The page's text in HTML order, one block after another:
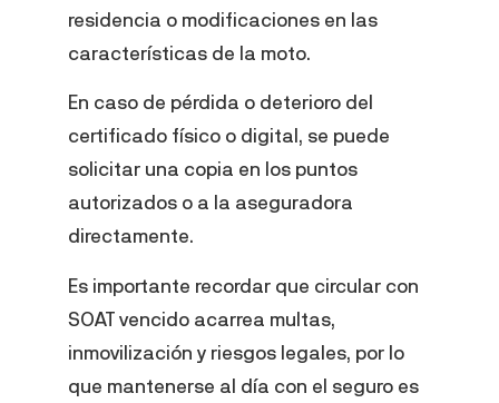
residencia o modificaciones en las
características de la moto.
En caso de pérdida o deterioro del
certificado físico o digital, se puede
solicitar una copia en los puntos
autorizados o a la aseguradora
directamente.
Es importante recordar que circular con
SOAT vencido acarrea multas,
inmovilización y riesgos legales, por lo
que mantenerse al día con el seguro es